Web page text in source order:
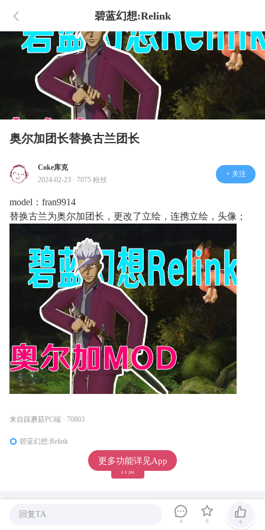
碧蓝幻想:Relink
奥尔加团长替换古兰团长
Coke库克
2024-02-23 · 7075 粉丝
+ 关注
model：fran9914
替换古兰为奥尔加团长，更改了立绘，连携立绘，头像；
来自踩蘑菇PC端 · 70803
碧蓝幻想:Relink
打赏
碧蓝幻想:Relink
回复TA
4 0 6
更多功能详见App